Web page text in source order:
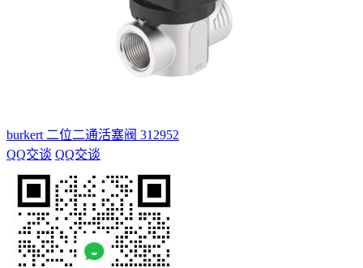
burkert 二位二通活塞阀 312952
QQ交谈 QQ交谈